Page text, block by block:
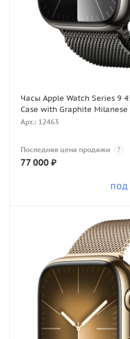
Часы Apple Watch Series 9
Case with Graphite Milanese
Арт.: 12463
Последняя цена продажи ?
77 000 ₽
ПОД